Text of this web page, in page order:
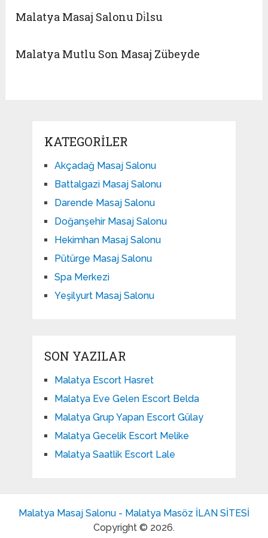
Malatya Masaj Salonu Di̇lsu
Malatya Mutlu Son Masaj Zübeyde
KATEGORILER
Akçadağ Masaj Salonu
Battalgazi Masaj Salonu
Darende Masaj Salonu
Doğanşehir Masaj Salonu
Hekimhan Masaj Salonu
Pütürge Masaj Salonu
Spa Merkezi
Yeşilyurt Masaj Salonu
SON YAZILAR
Malatya Escort Hasret
Malatya Eve Gelen Escort Belda
Malatya Grup Yapan Escort Gülay
Malatya Gecelik Escort Melike
Malatya Saatlik Escort Lale
Malatya Masaj Salonu - Malatya Masöz İLAN SİTESİ
Copyright © 2026.